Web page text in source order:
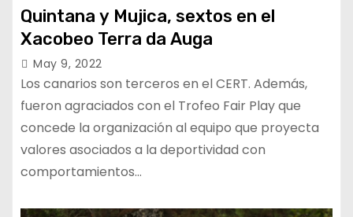
Quintana y Mujica, sextos en el
Xacobeo Terra da Auga
May 9, 2022
Los canarios son terceros en el CERT. Además,
fueron agraciados con el Trofeo Fair Play que
concede la organización al equipo que proyecta
valores asociados a la deportividad con
comportamientos…